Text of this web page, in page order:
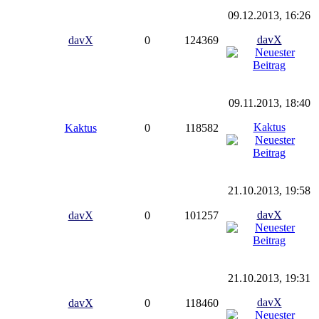
davX 0 124369
09.12.2013, 16:26
davX
Kaktus 0 118582
09.11.2013, 18:40
Kaktus
davX 0 101257
21.10.2013, 19:58
davX
davX 0 118460
21.10.2013, 19:31
davX